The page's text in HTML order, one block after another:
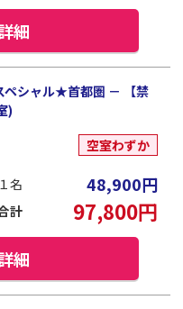
細
ペシャル★首都圏 － 【禁
)
空室わずか
名 48,900円
計 97,800円
細